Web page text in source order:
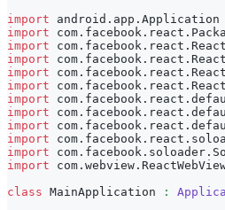
import android . app . Application
import com . facebook . react .
import com . facebook . react .
import com . facebook . react .
import com . facebook . react .
import com . facebook . react .
import com . facebook . react .
import com . facebook . react .
import com . facebook . react .
import com . facebook . react .
import com . facebook . soloader .
import com . webview .
class MainApplication :